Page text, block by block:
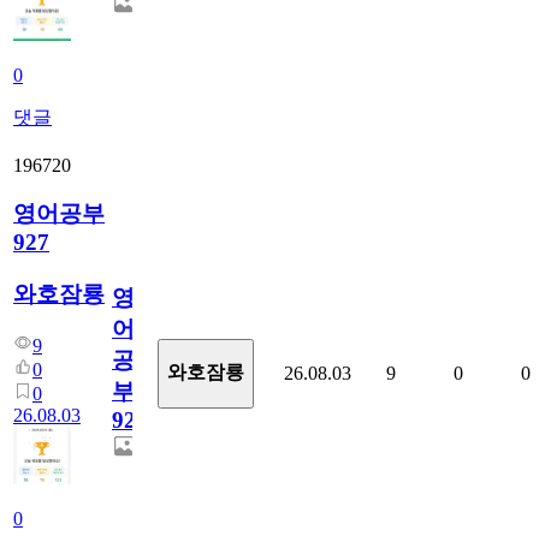
0
댓글
196720
영어공부
927
와호잠룡
9
0
0
26.08.03
0
영
어
공
부
927
와호잠룡 26.08.03 9 0 0